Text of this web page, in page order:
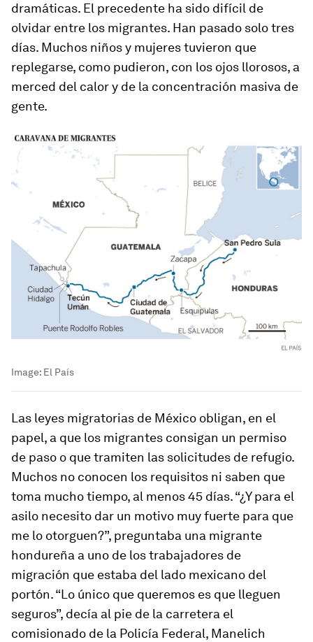
dramáticas. El precedente ha sido difícil de
olvidar entre los migrantes. Han pasado solo tres
días. Muchos niños y mujeres tuvieron que
replegarse, como pudieron, con los ojos llorosos, a
merced del calor y de la concentración masiva de
gente.
Image: El País
Las leyes migratorias de México obligan, en el
papel, a que los migrantes consigan un permiso
de paso o que tramiten las solicitudes de refugio.
Muchos no conocen los requisitos ni saben que
toma mucho tiempo, al menos 45 días. “¿Y para el
asilo necesito dar un motivo muy fuerte para que
me lo otorguen?”, preguntaba una migrante
hondureña a uno de los trabajadores de
migración que estaba del lado mexicano del
portón. “Lo único que queremos es que lleguen
seguros”, decía al pie de la carretera el
comisionado de la Policía Federal, Manelich